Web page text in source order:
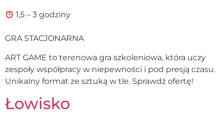
1,5 – 3 godziny
GRA STACJONARNA
ART GAME to terenowa gra szkoleniowa, która uczy
zespoły współpracy w niepewności i pod presją czasu.
Unikalny format ze sztuką w tle. Sprawdź ofertę!
Łowisko